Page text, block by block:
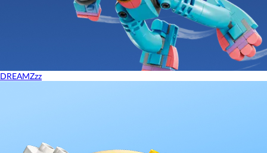
DREAMZzz